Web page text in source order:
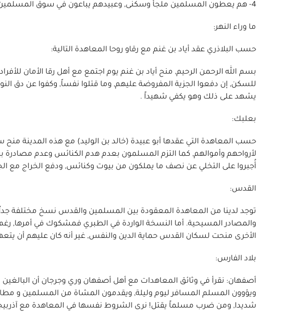
4- هم يعطون المسلمين ملجأ وسكنى, وعبيدهم يباعون في سوق المسلمين إن اهتدوا إلى الإسلام, والسِّعر لأصحابهم.
ما وراء النهر:
حسب البلاذري عقد أياد بن غنم مع رقاو روحا المعاهدة التالية:
بسم الله الرحمن الرحيم, منح أياد بن غنم يوم اجتمع مع أهل رقا الأمان
للسكن, إن دفعوا الجزية المفروضة عليهم, وما قتلوا نفساً, وكفوا عن دق
يشهد على ذلك وهو يكفي شهيداً .
بعلبك:
حسب المعاهدة التي عقدها أبو عبيدة (خالد بن الوليد) مع هذه المدينة
لأرواحهم وأموالهم, كما التزم المسلمون بعدم هدم الكنائس وعدم مصادرة
أُجبروا على التخلي عن نصف ما يملكون من بيوت وكنائس, ودفع الخراج مع
القدس:
والمصادر المسيحية. أما النسخة الواردة في الطبري فمشكوك في أمرها, رغم
الأخرى منحت لسكان القدس حماية الدين والنفس, غير أنه كان عليهم أن
بلاد الفارس:
أصفهان: نقرأ في وثائق المعاهدات مع أهل أصفهان وري وجرجان أن البالغين
ويؤوون المسلم المسافر ليوم وليلة, ويقدمون المشاة من المسلمين و
شديدا, ومن ضرب مسلماً يقتل! نرى الشروط نفسها في المعاهدة مع